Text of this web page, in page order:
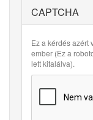
CAPTCHA
Ez a kérdés azért
ember (Ez a
lett kitalálva).